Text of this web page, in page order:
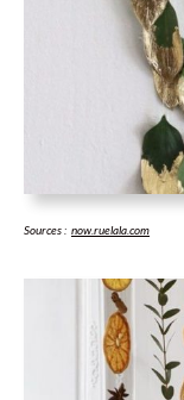
Sources : now.ruelala.com